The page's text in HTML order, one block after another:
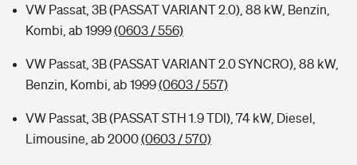
VW Passat, 3B (PASSAT VARIANT 2.0), 88 kW, Benzin,
Kombi, ab 1999(0603 / 556)
VW Passat, 3B (PASSAT VARIANT 2.0 SYNCRO), 88 kW,
Benzin, Kombi, ab 1999(0603 / 557)
VW Passat, 3B (PASSAT STH 1.9 TDI), 74 kW, Diesel,
Limousine, ab 2000(0603 / 570)